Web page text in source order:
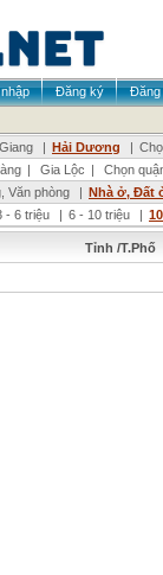
Đăng ký
Đăng
| Hải Dương |
| Gia Lộc |
Chọn
Văn phòng | Nhà ở, Đất
- 6 triệu | 6 - 10 triệu |
Tỉnh /T.Phố